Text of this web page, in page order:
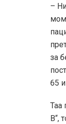
–
за
65
Таа
В“,